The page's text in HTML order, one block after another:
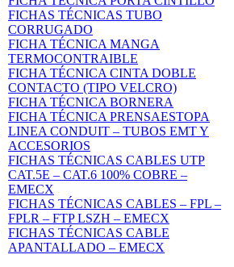
FICHAS TÉCNICAS TUBO
CORRUGADO
FICHA TÉCNICA MANGA
TERMOCONTRAIBLE
FICHA TÉCNICA CINTA DOBLE
CONTACTO (TIPO VELCRO)
FICHA TÉCNICA BORNERA
FICHA TÉCNICA PRENSAESTOPA
LINEA CONDUIT – TUBOS EMT Y
ACCESORIOS
FICHAS TÉCNICAS CABLES UTP
CAT.5E – CAT.6 100% COBRE –
EMECX
FICHAS TÉCNICAS CABLES – FPL –
FPLR – FTP LSZH – EMECX
FICHAS TÉCNICAS CABLE
APANTALLADO – EMECX